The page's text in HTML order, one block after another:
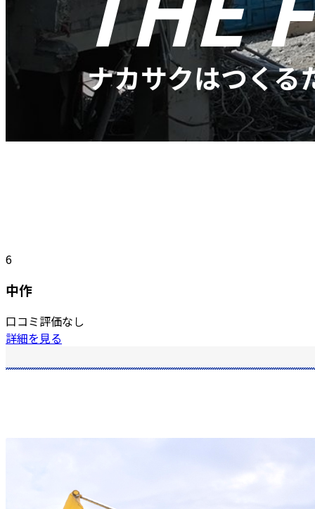
6
中作
口コミ評価なし
詳細を見る